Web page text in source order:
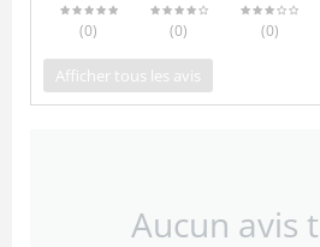
(0) (0) (0)
Afficher tous les avis
Aucun avis